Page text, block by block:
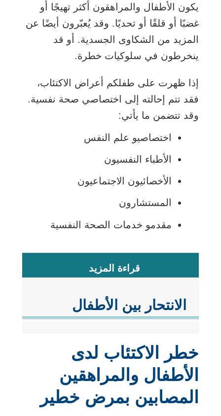
يكون الأطفال والمراهقون أكثر تهيجًا أو
غضبًا أو قلقًا أو تحديًا. وقد يُعبّرون أيضًا عن
المزيد من الشكاوى الجسدية. أو قد
ينخرطون في سلوكيات خطرة.
إذا ظهرت على طفلكم أعراض الاكتئاب،
فقد تتم إحالته إلى اختصاصي صحة نفسية.
وقد تتضمن ما يأتي:
اختصاصيو علم النفس
الأطباء النفسيون
الأخصائيون الاجتماعيون
المستشارون
مقدمو خدمات الصحة النفسية
قراءة المزيد
الانتحار بين الأطفال
والمراهقين
يُعد الانتحار ثاني سبب رئيسي للوفاة
بين الشباب الذين تتراوح أعمارهم
بين 10 و24 عامًا. يمكن لتقييم
خطر الاكتئاب لدى
الأطفال والمراهقين
المصابين بمرض خطير